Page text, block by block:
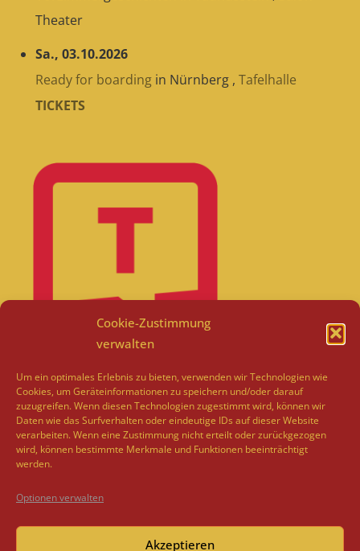
Cookie-Zustimmung
verwalten
Um ein optimales Erlebnis zu bieten, verwenden wir Technologien wie
Cookies, um Geräteinformationen zu speichern und/oder darauf
zuzugreifen. Wenn diesen Technologien zugestimmt wird, können wir
Daten wie das Surfverhalten oder eindeutige IDs auf dieser Website
verarbeiten. Wenn eine Zustimmung nicht erteilt oder zurückgezogen
wird, können bestimmte Merkmale und Funktionen beeinträchtigt
werden.
Optionen verwalten
Akzeptieren
Theater
Sa., 03.10.2026
Ready for boarding in Nürnberg , Tafelhalle
TICKETS